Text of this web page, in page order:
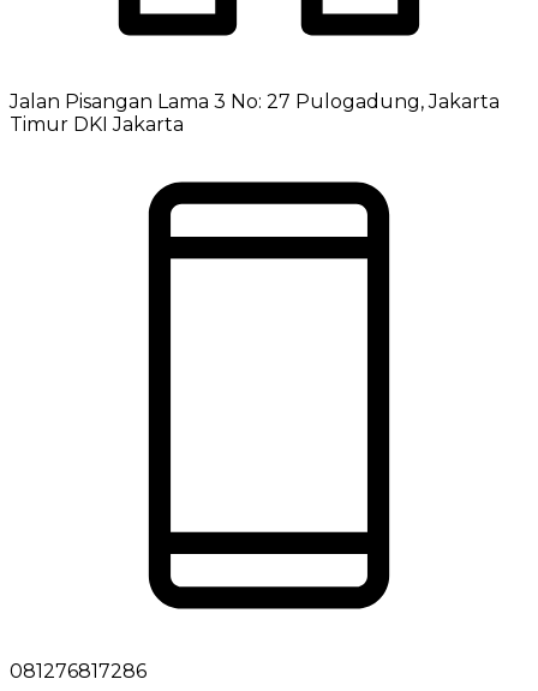
Jalan Pisangan Lama 3 No: 27 Pulogadung, Jakarta
Timur DKI Jakarta
081276817286